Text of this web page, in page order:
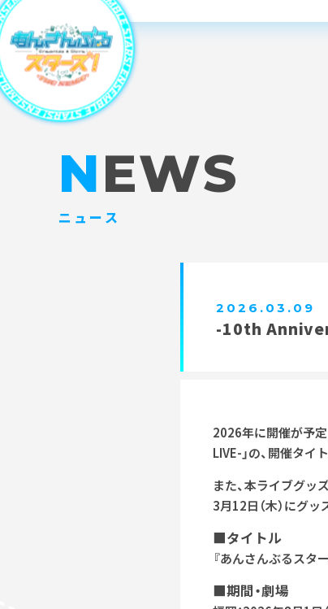
NEWS
ニュース
2026.03.09
-10th
2026年に開催が予
LIVE-」の、開催タイ
また、本ライブグッ
3月12日（木）にグ
■タイトル
『あんさんぶるスタ
■期間・劇場